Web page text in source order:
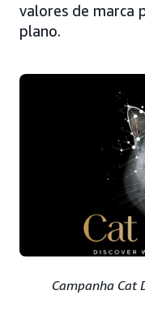
valores de marca
plano.
Campanha Cat